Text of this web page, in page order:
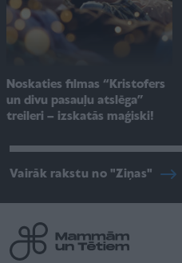
Noskaties filmas “Kristofers
un divu pasauļu atslēga”
treileri – izskatās maģiski!
Vairāk rakstu no "Ziņas"